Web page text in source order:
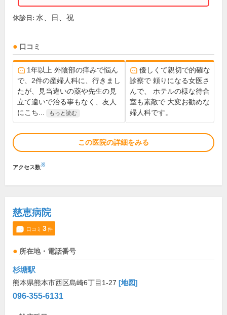
休診日: 水、日、祝
口コミ
1年以上 外陰部の痒みで悩ん
で、2件の産婦人科に、行きまし
たが、見当違いの薬や先生の見
立て違いで治る事もなく、友人
にこち...
もっと読む
優しくて親切で的確な
診察で 頼りになる女医さ
んで、 ホテルの様な待合
室も素敵で 大変お勧めな
婦人科です。
この医院の詳細をみる
アクセス数※
慈恵病院
口コミ 3件
所在地・電話番号
杉塘駅
熊本県熊本市西区島崎6丁目1-27 [地図]
096-355-6131